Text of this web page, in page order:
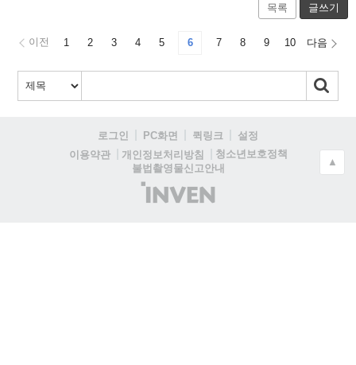
목록 글쓰기
이전 1 2 3 4 5 6 7 8 9 10 다음
로그인 PC화면 퀵링크
설정
이용약관
개인정보처리방침
청소년보호정책
불법촬영물신고안내
(주)
인
▲